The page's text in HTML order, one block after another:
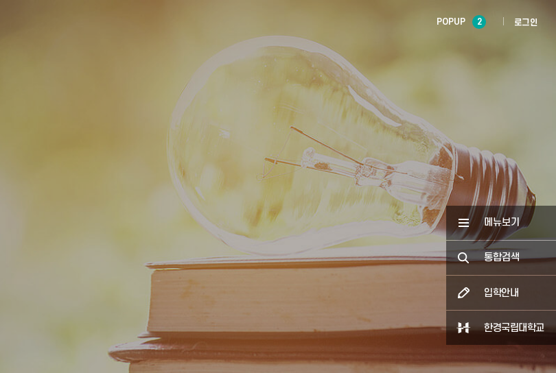
POPUP 2 로그인
메뉴보기
통합검색
입학안내
한경국립대학교